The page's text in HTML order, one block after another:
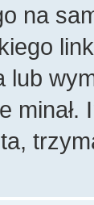
na
lub